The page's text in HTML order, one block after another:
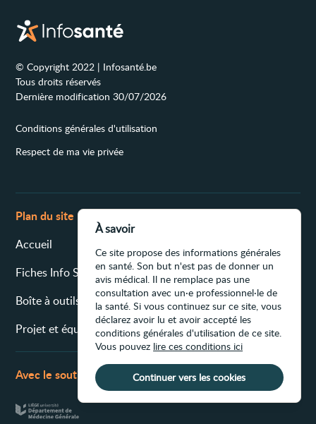
© Copyright 2022 | Infosanté.be
Tous droits réservés
Dernière modification 30/07/2026
Conditions générales d'utilisation
Respect de ma vie privée
Plan du site
Accueil
Fiches Info Santé
Boîte à outils
Projet et équipe
Collaborations et soutiens
Contact
Presse
Avec le soutien de
À savoir
Ce site propose des informations générales
en santé. Son but n'est pas de donner un
avis médical. Il ne remplace pas une
consultation avec un·e professionnel·le de
la santé. Si vous continuez sur ce site, vous
déclarez avoir lu et avoir accepté les
conditions générales d'utilisation de ce site.
Vous pouvez lire ces conditions ici
Continuer vers les cookies